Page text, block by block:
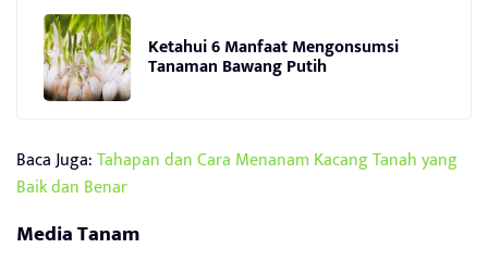
Ketahui 6 Manfaat Mengonsumsi
Tanaman Bawang Putih
Baca Juga:Tahapan dan Cara Menanam Kacang Tanah yang
Baik dan Benar
Media Tanam